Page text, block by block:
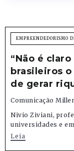
EMPREENDEDORISMO
“Não é
brasileiros
de gerar
Comunicação
Nivio Ziviani,
universidades e
Leia